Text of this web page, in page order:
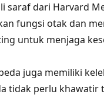
saraf dari Harvard
fungsi otak dan
untuk menjaga
juga memiliki
tidak perlu